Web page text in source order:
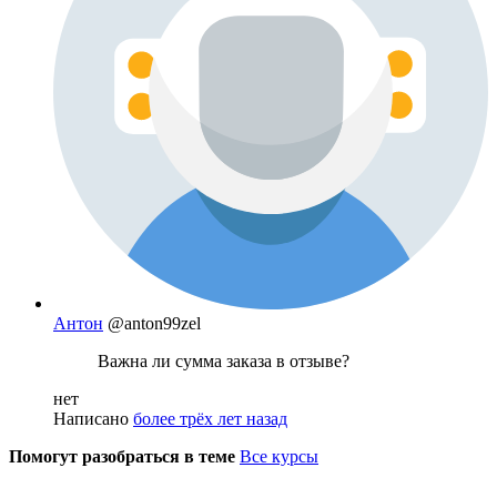
Антон @anton99zel
Важна ли сумма заказа в отзыве?
нет
Написано более трёх лет назад
Помогут разобраться в теме Все курсы